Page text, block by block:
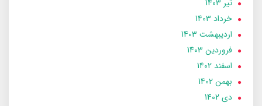
تير 1403
خرداد 1403
ارديبهشت 1403
فروردین 1403
اسفند 1402
بهمن 1402
دی 1402